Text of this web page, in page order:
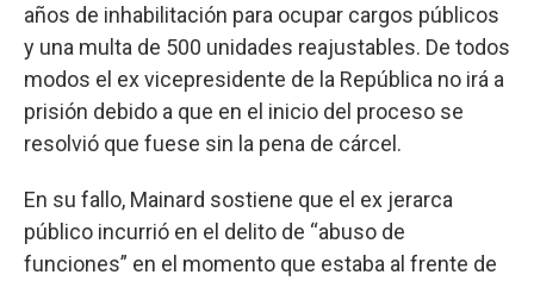
años de inhabilitación para ocupar cargos públicos
y una multa de 500 unidades reajustables. De todos
modos el ex vicepresidente de la República no irá a
prisión debido a que en el inicio del proceso se
resolvió que fuese sin la pena de cárcel.
En su fallo, Mainard sostiene que el ex jerarca
público incurrió en el delito de “abuso de
funciones” en el momento que estaba al frente de